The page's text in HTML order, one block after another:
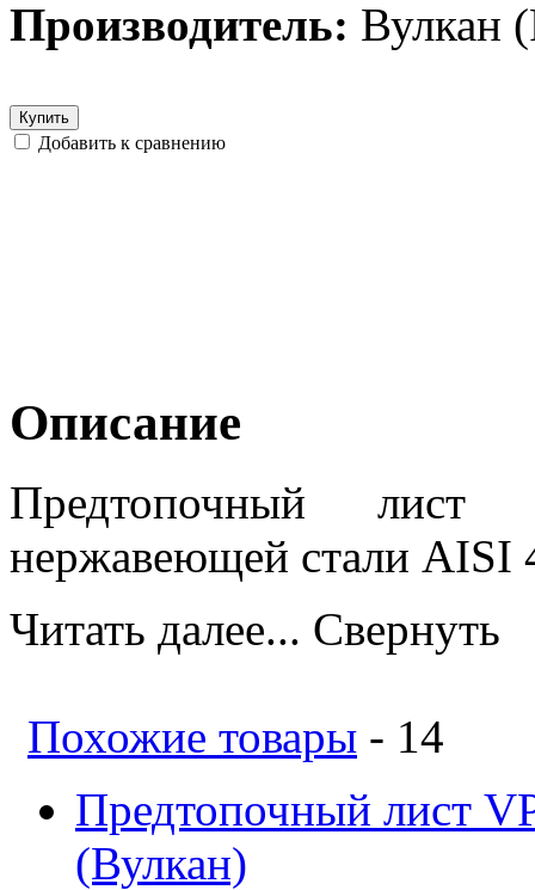
Производитель: Вулкан
Купить
Добавить к сравнению
Описание
Предтопочный лист
нержавеющей стали AISI
Читать далее... Свернуть
Похожие товары - 14
Предтопочный лист
(Вулкан)